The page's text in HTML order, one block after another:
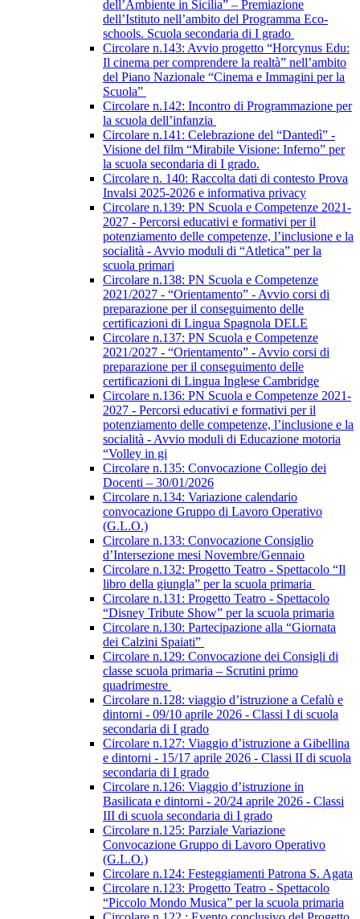
dell’Ambiente in Sicilia” – Premiazione
dell’Istituto nell’ambito del Programma Eco-
schools. Scuola secondaria di I grado
Circolare n.143: Avvio progetto “Horcynus Edu:
Il cinema per comprendere la realtà” nell’ambito
del Piano Nazionale “Cinema e Immagini per la
Scuola”
Circolare n.142: Incontro di Programmazione per
la scuola dell’infanzia
Circolare n.141: Celebrazione del “Dantedì” -
Visione del film “Mirabile Visione: Inferno” per
la scuola secondaria di I grado.
Circolare n. 140: Raccolta dati di contesto Prova
Invalsi 2025-2026 e informativa privacy
Circolare n.139: PN Scuola e Competenze 2021-
2027 - Percorsi educativi e formativi per il
potenziamento delle competenze, l’inclusione e la
socialità - Avvio moduli di “Atletica” per la
scuola primari
Circolare n.138: PN Scuola e Competenze
2021/2027 - “Orientamento” - Avvio corsi di
preparazione per il conseguimento delle
certificazioni di Lingua Spagnola DELE
Circolare n.137: PN Scuola e Competenze
2021/2027 - “Orientamento” - Avvio corsi di
preparazione per il conseguimento delle
certificazioni di Lingua Inglese Cambridge
Circolare n.136: PN Scuola e Competenze 2021-
2027 - Percorsi educativi e formativi per il
potenziamento delle competenze, l’inclusione e la
socialità - Avvio moduli di Educazione motoria
“Volley in gi
Circolare n.135: Convocazione Collegio dei
Docenti – 30/01/2026
Circolare n.134: Variazione calendario
convocazione Gruppo di Lavoro Operativo
(G.L.O.)
Circolare n.133: Convocazione Consiglio
d’Intersezione mesi Novembre/Gennaio
Circolare n.132: Progetto Teatro - Spettacolo “Il
libro della giungla” per la scuola primaria
Circolare n.131: Progetto Teatro - Spettacolo
“Disney Tribute Show” per la scuola primaria
Circolare n.130: Partecipazione alla “Giornata
dei Calzini Spaiati”
Circolare n.129: Convocazione dei Consigli di
classe scuola primaria – Scrutini primo
quadrimestre
Circolare n.128: viaggio d’istruzione a Cefalù e
dintorni - 09/10 aprile 2026 - Classi I di scuola
secondaria di I grado
Circolare n.127: Viaggio d’istruzione a Gibellina
e dintorni - 15/17 aprile 2026 - Classi II di scuola
secondaria di I grado
Circolare n.126: Viaggio d’istruzione in
Basilicata e dintorni - 20/24 aprile 2026 - Classi
III di scuola secondaria di I grado
Circolare n.125: Parziale Variazione
Convocazione Gruppo di Lavoro Operativo
(G.L.O.)
Circolare n.124: Festeggiamenti Patrona S. Agata
Circolare n.123: Progetto Teatro - Spettacolo
“Piccolo Mondo Musica” per la scuola primaria